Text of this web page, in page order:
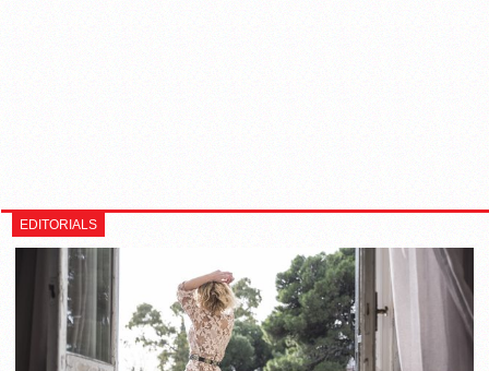
EDITORIALS